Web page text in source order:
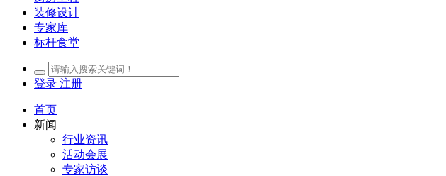
装修设计
专家库
标杆食堂
登录 注册
首页
新闻
行业资讯
活动会展
专家访谈